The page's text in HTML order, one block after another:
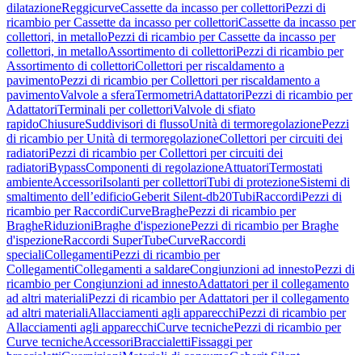
dilatazioneReggicurveCassette da incasso per collettoriPezzi di
ricambio per Cassette da incasso per collettoriCassette da incasso per
collettori, in metalloPezzi di ricambio per Cassette da incasso per
collettori, in metalloAssortimento di collettoriPezzi di ricambio per
Assortimento di collettoriCollettori per riscaldamento a
pavimentoPezzi di ricambio per Collettori per riscaldamento a
pavimentoValvole a sferaTermometriAdattatoriPezzi di ricambio per
AdattatoriTerminali per collettoriValvole di sfiato
rapidoChiusureSuddivisori di flussoUnità di termoregolazionePezzi
di ricambio per Unità di termoregolazioneCollettori per circuiti dei
radiatoriPezzi di ricambio per Collettori per circuiti dei
radiatoriBypassComponenti di regolazioneAttuatoriTermostati
ambienteAccessoriIsolanti per collettoriTubi di protezioneSistemi di
smaltimento dell’edificioGeberit Silent-db20TubiRaccordiPezzi di
ricambio per RaccordiCurveBraghePezzi di ricambio per
BragheRiduzioniBraghe d'ispezionePezzi di ricambio per Braghe
d'ispezioneRaccordi SuperTubeCurveRaccordi
specialiCollegamentiPezzi di ricambio per
CollegamentiCollegamenti a saldareCongiunzioni ad innestoPezzi di
ricambio per Congiunzioni ad innestoAdattatori per il collegamento
ad altri materialiPezzi di ricambio per Adattatori per il collegamento
ad altri materialiAllacciamenti agli apparecchiPezzi di ricambio per
Allacciamenti agli apparecchiCurve tecnichePezzi di ricambio per
Curve tecnicheAccessoriBraccialettiFissaggi per